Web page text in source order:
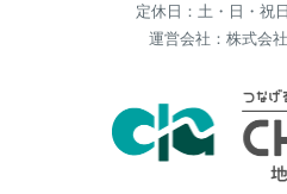
定休日：土・日・祝
運営会社：株式会